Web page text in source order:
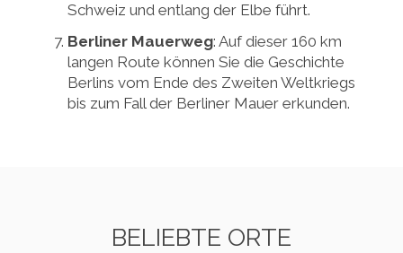
Schweiz und entlang der Elbe führt.
Berliner Mauerweg: Auf dieser 160 km
langen Route können Sie die Geschichte
Berlins vom Ende des Zweiten Weltkriegs
bis zum Fall der Berliner Mauer erkunden.
BELIEBTE ORTE